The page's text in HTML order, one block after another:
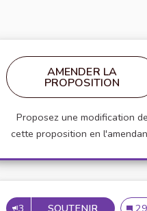
AMENDER LA
PROPOSITION
Proposez une modification de
cette proposition en